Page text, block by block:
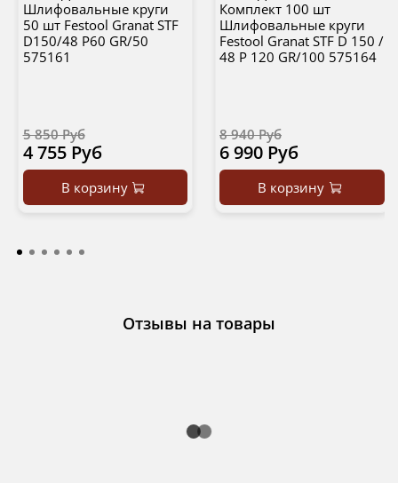
Шлифовальные круги
50 шт Festool Granat STF
D150/48 P60 GR/50
575161
5 850 Руб
4 755 Руб
В корзину
Комплект 100 шт
Шлифовальные круги
Festool Granat STF D 150 /
48 P 120 GR/100 575164
8 940 Руб
6 990 Руб
В корзину
Отзывы на товары